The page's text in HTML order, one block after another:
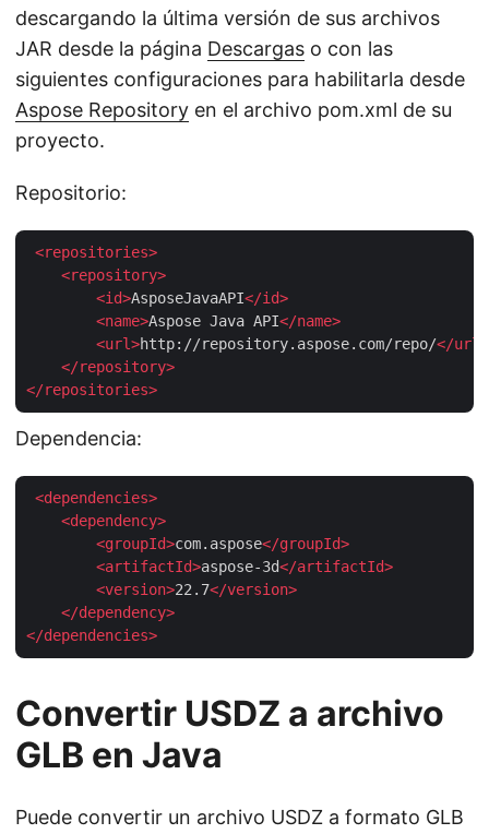
descargando la última versión de sus archivos
JAR desde la página Descargas o con las
siguientes configuraciones para habilitarla desde
Aspose Repository en el archivo pom.xml de su
proyecto.
Repositorio:
<repositories>
<repository>
<id>AsposeJavaAPI</id>
<name>Aspose Java API</name>
<url>http://repository.aspose.com/repo/</url
</repository>
</repositories>
Dependencia:
<dependencies>
<dependency>
<groupId>com.aspose</groupId>
<artifactId>aspose-3d</artifactId>
<version>22.7</version>
</dependency>
</dependencies>
Convertir USDZ a archivo
GLB en Java
Puede convertir un archivo USDZ a formato GLB